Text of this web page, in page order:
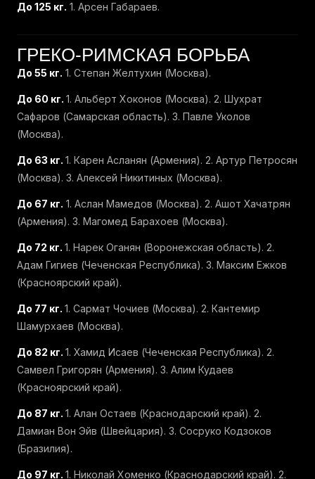
До 125 кг. 1. Арсен Габараев.
ГРЕКО-РИМСКАЯ БОРЬБА
До 55 кг. 1. Степан Желтухин (Москва).
До 60 кг. 1. Альберт Хоконов (Москва). 2. Шухрат
Сафаров (Самарская область). 3. Павле Уколов
(Москва).
До 63 кг. 1. Карен Асланян (Армения). 2. Артур Петросян
(Москва). 3. Алексей Никитиных (Москва).
До 67 кг. 1. Аслан Мамедов (Москва). 2. Ашот Хачатрян
(Армения). 3. Магомед Барахоев (Москва).
До 72 кг. 1. Нарек Оганян (Воронежская область). 2.
Адам Гигиев (Чеченская Республика). 3. Максим Ежков
(Красноярский край).
До 77 кг. 1. Сармат Чочиев (Москва). 2. Кантемир
Шамурхаев (Москва).
До 82 кг. 1. Хамид Исаев (Чеченская Республика). 2.
Самвел Григорян (Армения). 3. Алим Кудаев
(Красноярский край).
До 87 кг. 1. Алан Остаев (Краснодарский край). 2.
Дамиан Вон Эйв (Швейцария). 3. Сосруко Кодзоков
(Бразилия).
До 97 кг. 1. Николай Хоменко (Краснодарский край). 2.